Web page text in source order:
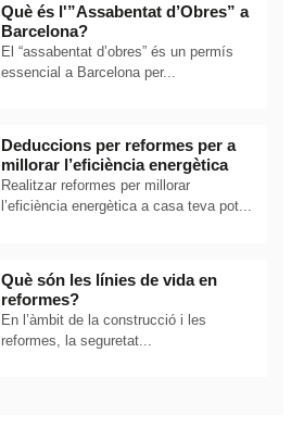
Què és l'”Assabentat d’Obres” a
Barcelona?
El “assabentat d’obres” és un permís
essencial a Barcelona per...
Deduccions per reformes per a
millorar l’eficiència energètica
Realitzar reformes per millorar
l’eficiència energètica a casa teva pot...
Què són les línies de vida en
reformes?
En l’àmbit de la construcció i les
reformes, la seguretat...